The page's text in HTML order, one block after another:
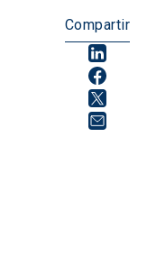
Compartir